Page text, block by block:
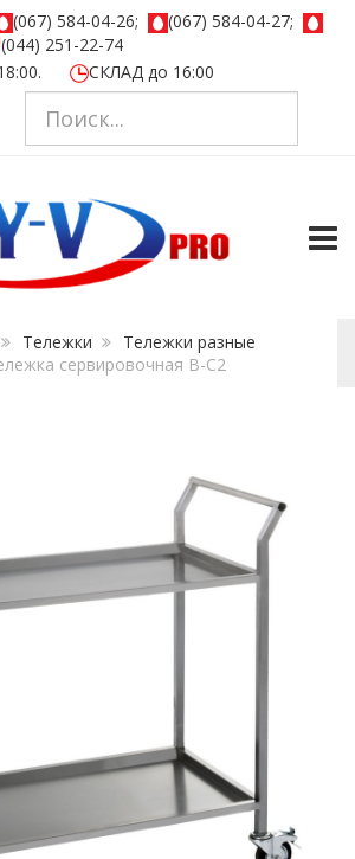
(067) 584-04-26;
(067) 584-04-27;
(044) 251-22-74
СКЛАД до 16:00
Тележки
Тележки разные
сервировочная В-С2